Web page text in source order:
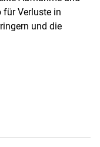
für Verluste in
und die